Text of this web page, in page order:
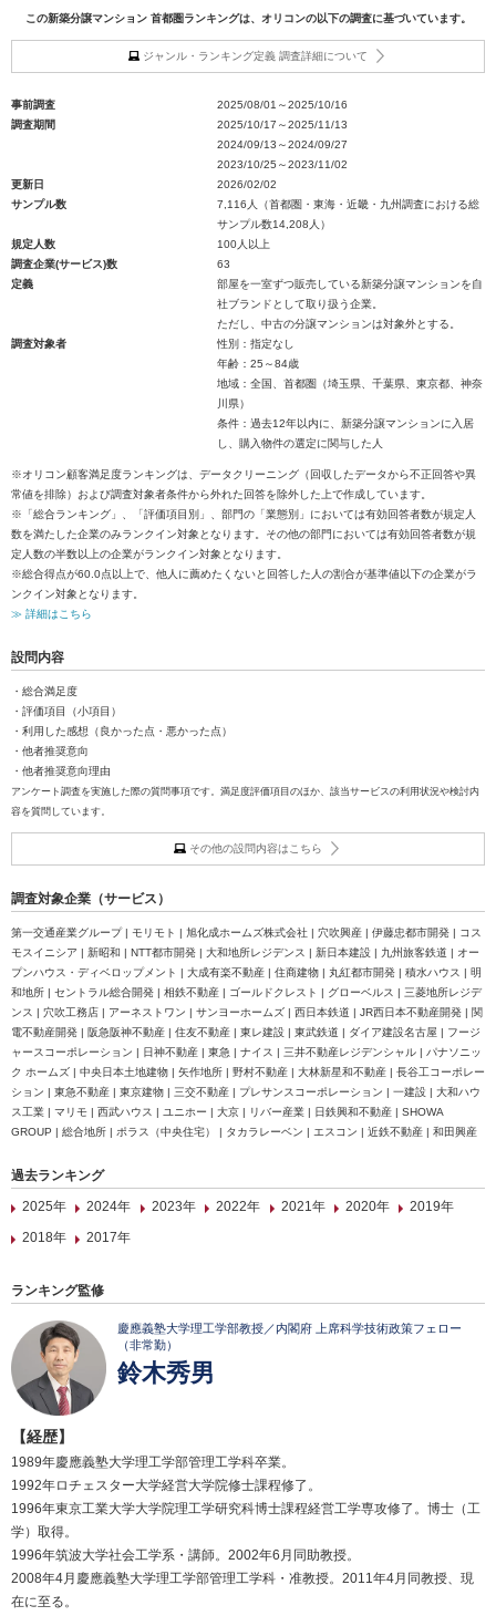
この新築分譲マンション 首都圏ランキングは、オリコンの以下の調査に基づいています。
ジャンル・ランキング定義 調査詳細について
事前調査
2025/08/01～2025/10/16
調査期間
2025/10/17～2025/11/13
2024/09/13～2024/09/27
2023/10/25～2023/11/02
更新日
2026/02/02
サンプル数
7,116人（首都圏・東海・近畿・九州調査における総
サンプル数14,208人）
規定人数
100人以上
調査企業(サービス)数
63
定義
部屋を一室ずつ販売している新築分譲マンションを自
社ブランドとして取り扱う企業。
ただし、中古の分譲マンションは対象外とする。
調査対象者
性別：指定なし
年齢：25～84歳
地域：全国、首都圏（埼玉県、千葉県、東京都、神奈
川県）
条件：過去12年以内に、新築分譲マンションに入居
し、購入物件の選定に関与した人
※オリコン顧客満足度ランキングは、データクリーニング（回収したデータから不正回答や異
常値を排除）および調査対象者条件から外れた回答を除外した上で作成しています。
※「総合ランキング」、「評価項目別」、部門の「業態別」においては有効回答者数が規定人
数を満たした企業のみランクイン対象となります。その他の部門においては有効回答者数が規
定人数の半数以上の企業がランクイン対象となります。
※総合得点が60.0点以上で、他人に薦めたくないと回答した人の割合が基準値以下の企業がラ
ンクイン対象となります。
≫ 詳細はこちら
設問内容
・総合満足度
・評価項目（小項目）
・利用した感想（良かった点・悪かった点）
・他者推奨意向
・他者推奨意向理由
アンケート調査を実施した際の質問事項です。満足度評価項目のほか、該当サービスの利用状況や検討内
容を質問しています。
その他の設問内容はこちら
調査対象企業（サービス）
第一交通産業グループ | モリモト | 旭化成ホームズ株式会社 | 穴吹興産 | 伊藤忠都市開発 | コス
モスイニシア | 新昭和 | NTT都市開発 | 大和地所レジデンス | 新日本建設 | 九州旅客鉄道 | オー
プンハウス・ディベロップメント | 大成有楽不動産 | 住商建物 | 丸紅都市開発 | 積水ハウス | 明
和地所 | セントラル総合開発 | 相鉄不動産 | ゴールドクレスト | グローベルス | 三菱地所レジデ
ンス | 穴吹工務店 | アーネストワン | サンヨーホームズ | 西日本鉄道 | JR西日本不動産開発 | 関
電不動産開発 | 阪急阪神不動産 | 住友不動産 | 東レ建設 | 東武鉄道 | ダイア建設名古屋 | フージ
ャースコーポレーション | 日神不動産 | 東急 | ナイス | 三井不動産レジデンシャル | パナソニッ
ク ホームズ | 中央日本土地建物 | 矢作地所 | 野村不動産 | 大林新星和不動産 | 長谷工コーポレー
ション | 東急不動産 | 東京建物 | 三交不動産 | プレサンスコーポレーション | 一建設 | 大和ハウ
ス工業 | マリモ | 西武ハウス | ユニホー | 大京 | リバー産業 | 日鉄興和不動産 | SHOWA
GROUP | 総合地所 | ポラス（中央住宅） | タカラレーベン | エスコン | 近鉄不動産 | 和田興産
過去ランキング
2025年
2024年 2023年 2022年 2021年 2020年
2019年
2018年
2017年
ランキング監修
慶應義塾大学理工学部教授／内閣府 上席科学技術政策フェロー
（非常勤）
鈴木秀男
【経歴】
1989年慶應義塾大学理工学部管理工学科卒業。
1992年ロチェスター大学経営大学院修士課程修了。
1996年東京工業大学大学院理工学研究科博士課程経営工学専攻修了。博士（工
学）取得。
1996年筑波大学社会工学系・講師。2002年6月同助教授。
2008年4月慶應義塾大学理工学部管理工学科・准教授。2011年4月同教授、現
在に至る。